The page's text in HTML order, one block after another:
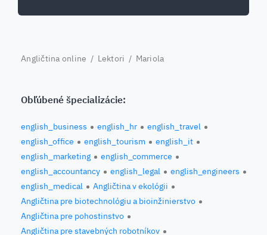
Angličtina online / Lektori / Mariola
Obľúbené špecializácie:
english_business english_hr
english_travel
english_office
english_tourism
english_it
english_marketing
english_commerce
english_accountancy
english_legal
english_engineers
english_medical
Angličtina v ekológii
Angličtina pre biotechnológiu a bioinžinierstvo
Angličtina pre pohostinstvo
Angličtina pre stavebných robotníkov